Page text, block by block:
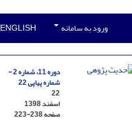
ورود به سامانه ENGLISH
دوره 11، شماره 2 -
شماره پیاپی 22
22
اسفند 1398
صفحه223-238